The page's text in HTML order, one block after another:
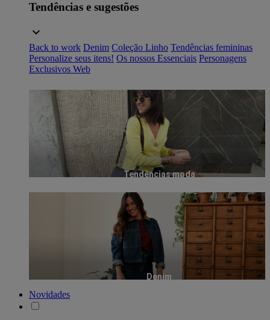
Tendências e sugestões
Back to work Denim Coleção Linho Tendências femininas
Personalize seus itens! Os nossos Essenciais Personagens
Exclusivos Web
Tendências moda
Denim
Novidades